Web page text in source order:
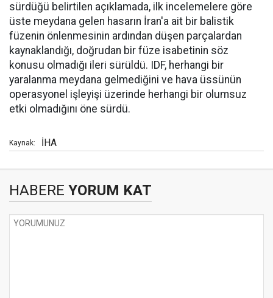
sürdüğü belirtilen açıklamada, ilk incelemelere göre
üste meydana gelen hasarın İran'a ait bir balistik
füzenin önlenmesinin ardından düşen parçalardan
kaynaklandığı, doğrudan bir füze isabetinin söz
konusu olmadığı ileri sürüldü. IDF, herhangi bir
yaralanma meydana gelmediğini ve hava üssünün
operasyonel işleyişi üzerinde herhangi bir olumsuz
etki olmadığını öne sürdü.
Kaynak: İHA
HABERE YORUM KAT